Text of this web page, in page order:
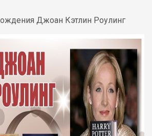
Джоан Кэтлин Роулинг